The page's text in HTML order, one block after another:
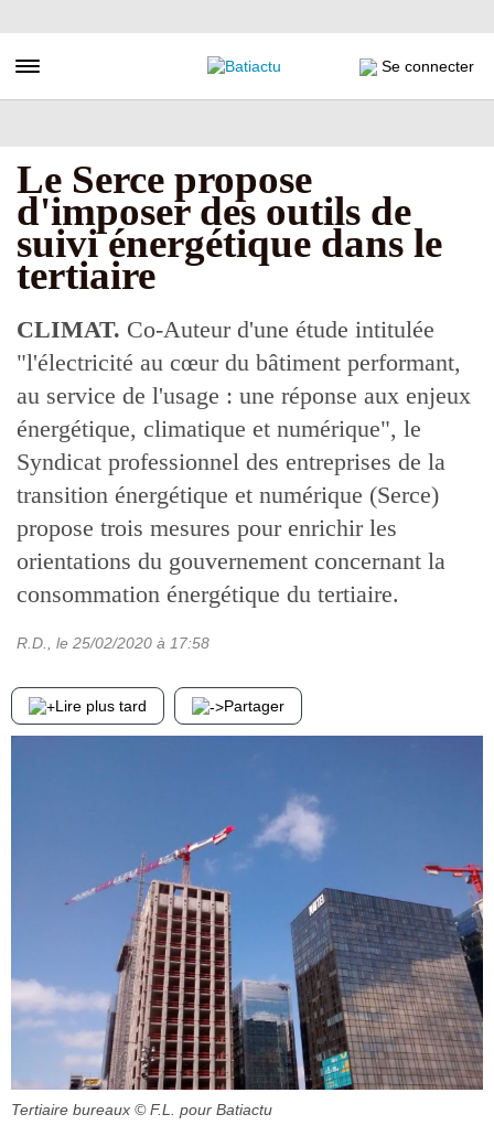
au
principal
Toggle navigation Se connecter
Le Serce propose
d'imposer des outils de
suivi énergétique dans le
tertiaire
CLIMAT. Co-Auteur d'une étude intitulée
"l'électricité au cœur du bâtiment performant,
au service de l'usage : une réponse aux enjeux
énergétique, climatique et numérique", le
Syndicat professionnel des entreprises de la
transition énergétique et numérique (Serce)
propose trois mesures pour enrichir les
orientations du gouvernement concernant la
consommation énergétique du tertiaire.
R.D. , le 25/02/2020 à 17:58
Lire plus tard Partager
Tertiaire bureaux © F.L. pour Batiactu